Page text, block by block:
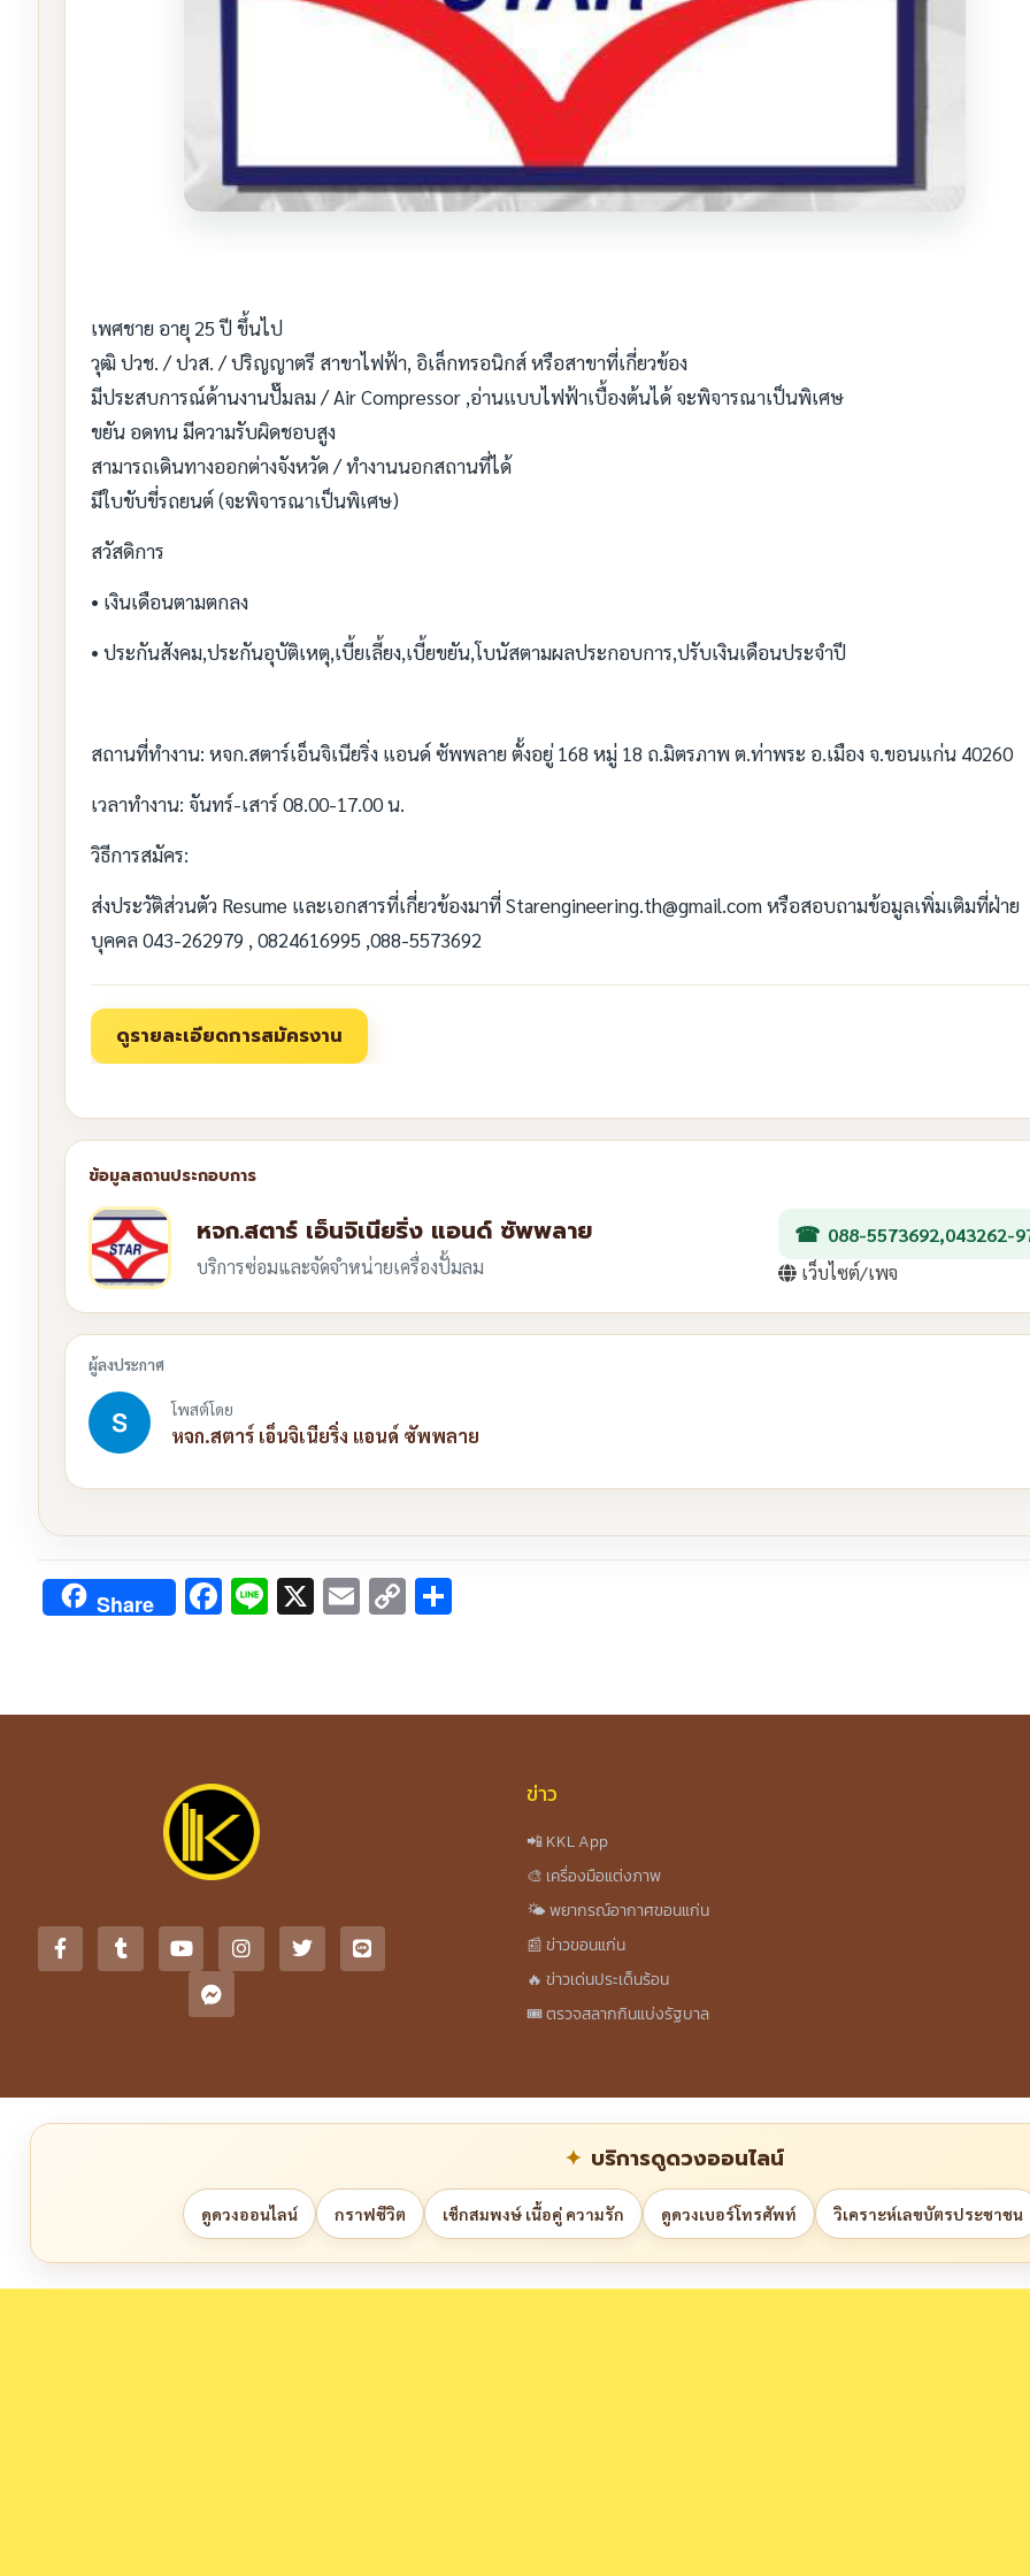
เพศชาย อายุ 25 ปี ขึ้นไป
วุฒิ ปวช. / ปวส. / ปริญญาตรี สาขาไฟฟ้า, อิเล็กทรอนิกส์ หรือสาขาที่เกี่ยวข้อง
มีประสบการณ์ด้านงานปั๊มลม / Air Compressor ,อ่านแบบไฟฟ้าเบื้องต้นได้ จะพิจารณาเป็นพิเศษ
ขยัน อดทน มีความรับผิดชอบสูง
สามารถเดินทางออกต่างจังหวัด / ทำงานนอกสถานที่ได้
มีใบขับขี่รถยนต์ (จะพิจารณาเป็นพิเศษ)
สวัสดิการ
• เงินเดือนตามตกลง
• ประกันสังคม,ประกันอุบัติเหตุ,เบี้ยเลี้ยง,เบี้ยขยัน,โบนัสตามผลประกอบการ,ปรับเงินเดือนประจำปี
สถานที่ทำงาน: หจก.สตาร์เอ็นจิเนียริ่ง แอนด์ ซัพพลาย ตั้งอยู่ 168 หมู่ 18 ถ.มิตรภาพ ต.ท่าพระ อ.เมือง จ.ขอนแก่น 40260
เวลาทำงาน: จันทร์-เสาร์ 08.00-17.00 น.
วิธีการสมัคร:
ส่งประวัติส่วนตัว Resume และเอกสารที่เกี่ยวข้องมาที่ Starengineering.th@gmail.com หรือสอบถามข้อมูลเพิ่มเติมที่ฝ่าย
บุคคล 043-262979 , 0824616995 ,088-5573692
หจก.สตาร์ เอ็นจิเนียริ่ง แอนด์ ซัพพลาย
บริการซ่อมและจัดจำหน่ายเครื่องปั้มลม
088-5573692,043262-
เว็บไซต์/เพจ
โพสต์โดย
หจก.สตาร์ เอ็นจิเนียริ่ง แอนด์ ซัพพลาย
Share Facebook
Line
X Email
Copy
ข่าว
📲 KKL App
🎨 เครื่องมือแต่งภาพ
🌤️ พยากรณ์อากาศขอนแก่น
📰 ข่าวขอนแก่น
🔥 ข่าวเด่นประเด็นร้อน
🎟️ ตรวจสลากกินแบ่งรัฐบาล
บริการดูดวงออนไลน์
ดูดวงออนไลน์ กราฟชีวิต เช็กสมพงษ์ เนื้อคู่ ความรัก ดูดวงเบอร์โทรศัพท์ วิเคราะห์เลขบัตรประชาชน